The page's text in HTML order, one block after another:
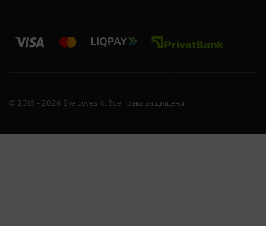
© 2015 - 2026 She Loves It . Все права защищены